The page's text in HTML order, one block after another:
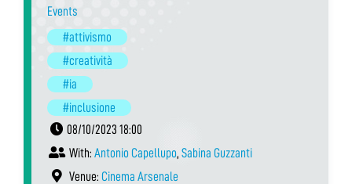
Events
#attivismo
#creatività
#ia
#inclusione
08/10/2023 18:00
With: Antonio Capellupo, Sabina Guzzanti
Venue: Cinema Arsenale